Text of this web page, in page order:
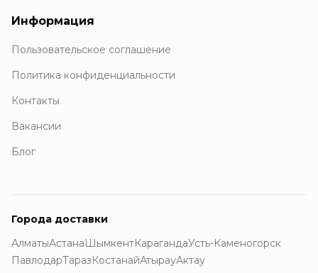
Информация
Пользовательское соглашение
Политика конфиденциальности
Контакты
Вакансии
Блог
Города доставки
АлматыАстанаШымкентКарагандаУсть-Каменогорск
ПавлодарТаразКостанайАтырауАктау